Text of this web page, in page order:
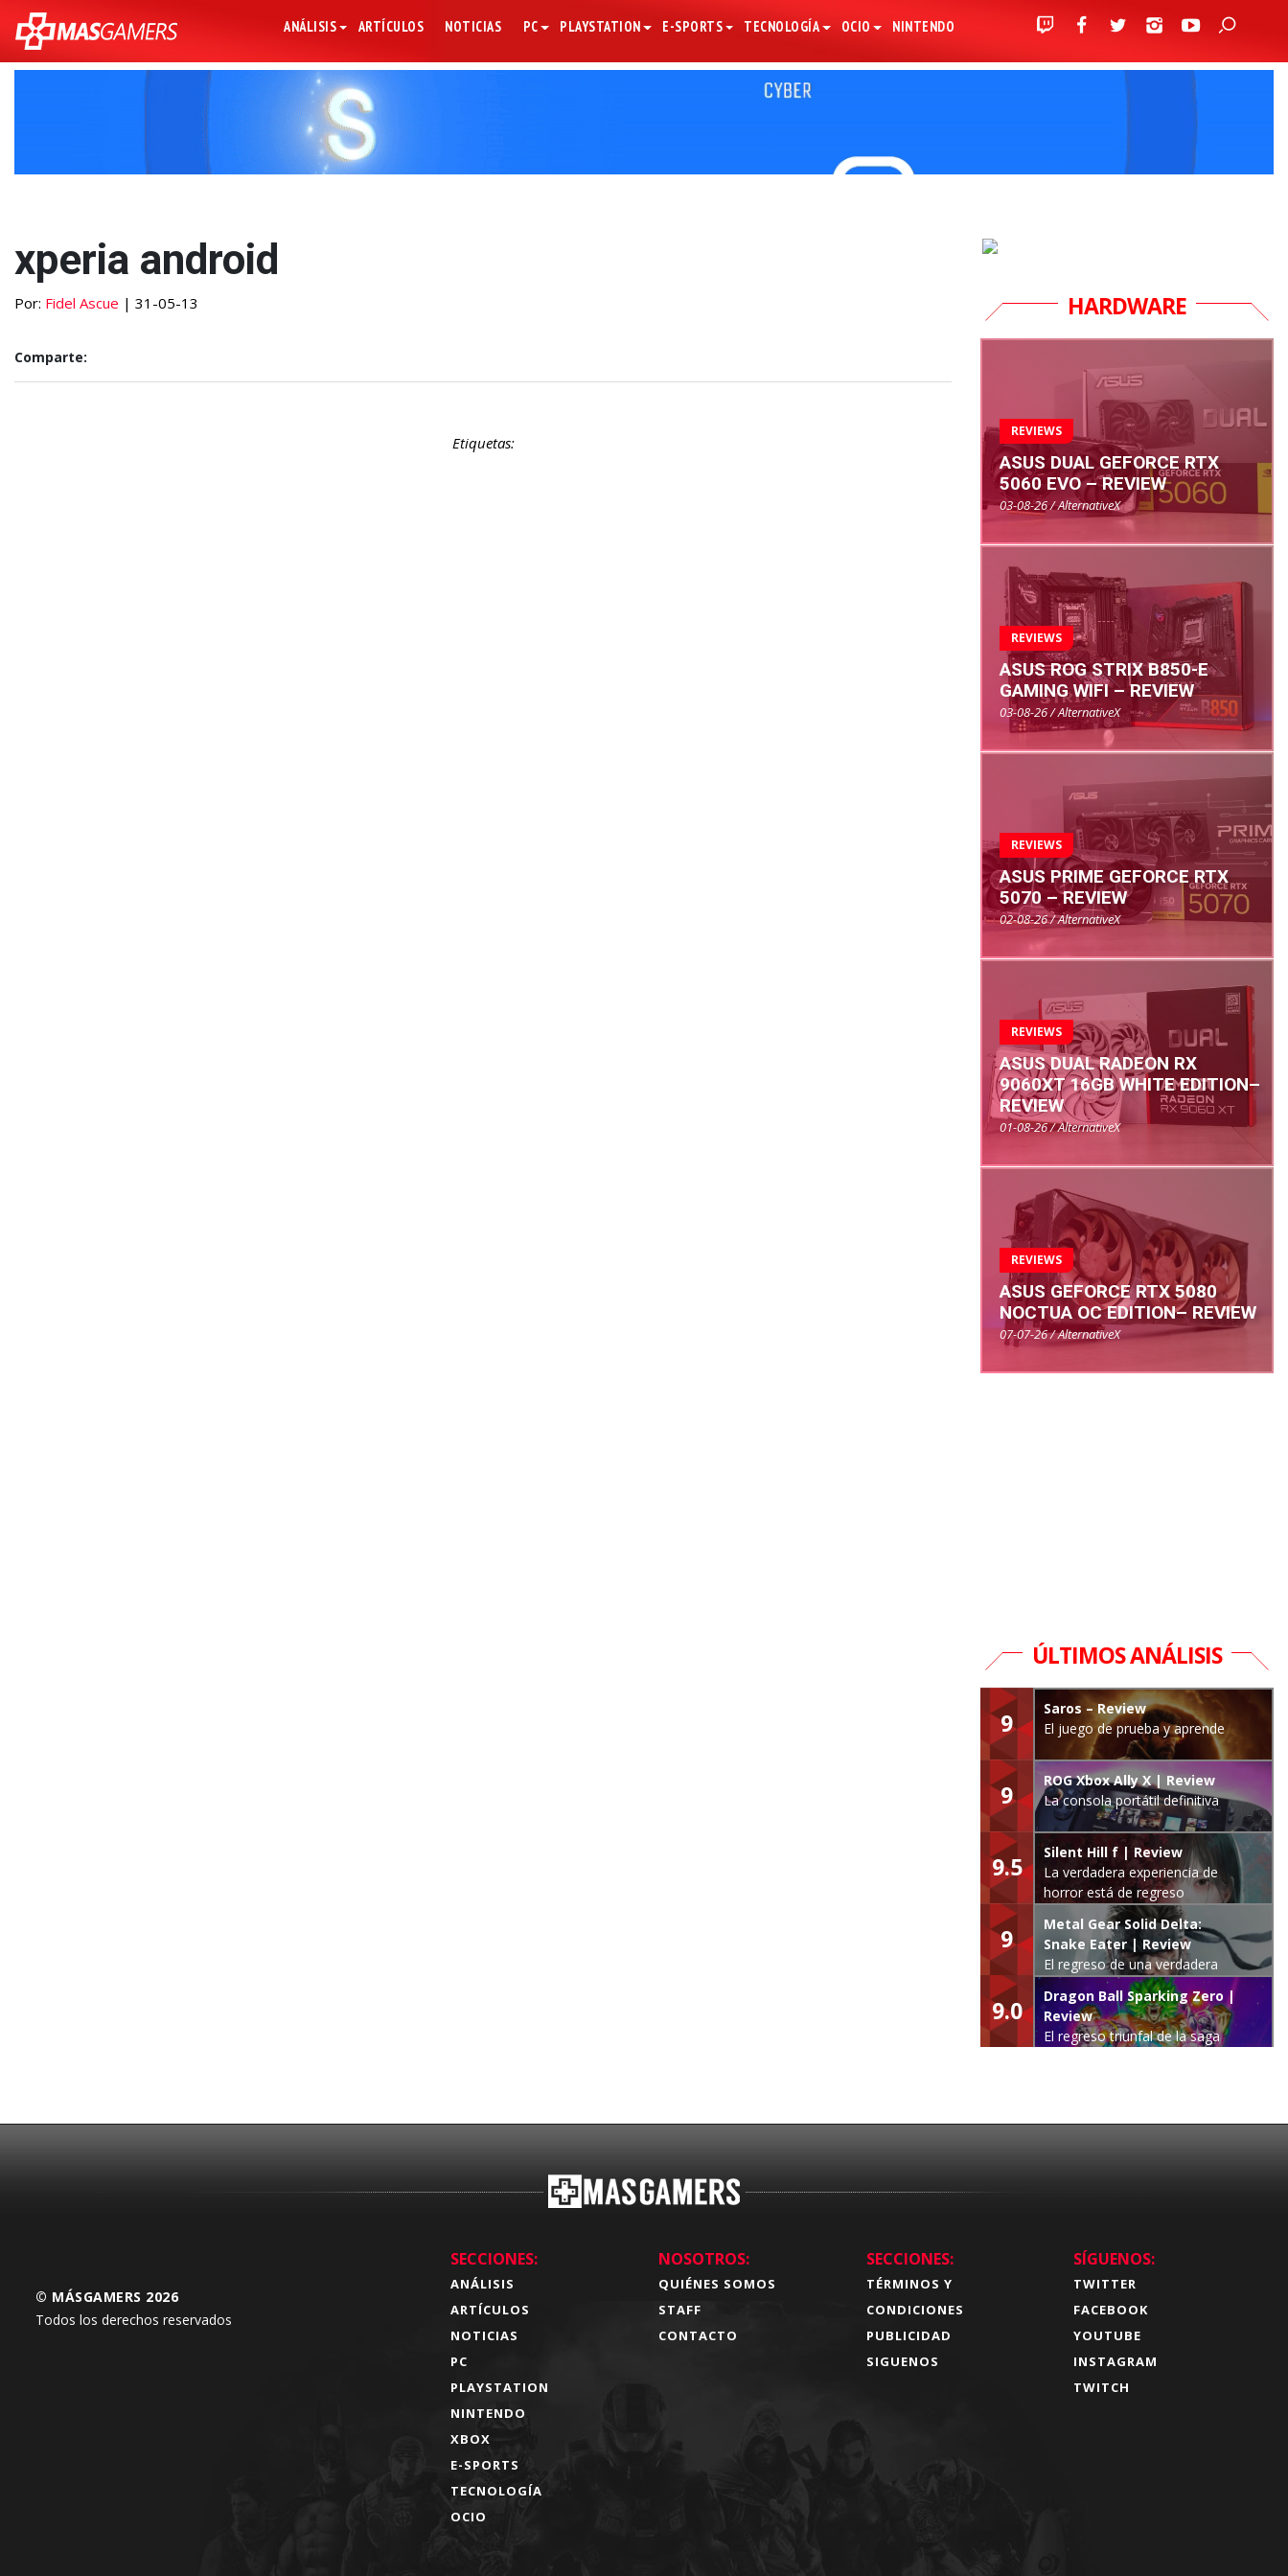
ANÁLISIS ARTÍCULOS NOTICIAS PC PLAYSTATION E-SPORTS TECNOLOGÍA OCIO NINTENDO
xperia android
Por: Fidel Ascue | 31-05-13
Comparte:
Etiquetas:
HARDWARE
REVIEWS
ASUS DUAL GEFORCE RTX
5060 EVO – REVIEW
03-08-26 / AlternativeX
REVIEWS
ASUS ROG STRIX B850-E
GAMING WIFI – REVIEW
03-08-26 / AlternativeX
REVIEWS
ASUS PRIME GEFORCE RTX
5070 – REVIEW
02-08-26 / AlternativeX
REVIEWS
ASUS DUAL RADEON RX
9060XT 16GB WHITE EDITION–
REVIEW
01-08-26 / AlternativeX
REVIEWS
ASUS GEFORCE RTX 5080
NOCTUA OC EDITION– REVIEW
07-07-26 / AlternativeX
ÚLTIMOS ANÁLISIS
9
Saros – Review
El juego de prueba y aprende
9
ROG Xbox Ally X | Review
La consola portátil definitiva
9.5
Silent Hill f | Review
La verdadera experiencia de
horror está de regreso
9
Metal Gear Solid Delta:
Snake Eater | Review
El regreso de una verdadera
leyenda
9.0
Dragon Ball Sparking Zero |
Review
El regreso triunfal de la saga
© MÁSGAMERS 2026
Todos los derechos reservados
SECCIONES:
ANÁLISIS
ARTÍCULOS
NOTICIAS
PC
PLAYSTATION
NINTENDO
XBOX
E-SPORTS
TECNOLOGÍA
OCIO
NOSOTROS:
QUIÉNES SOMOS
STAFF
CONTACTO
SECCIONES:
TÉRMINOS Y
CONDICIONES
PUBLICIDAD
SIGUENOS
SÍGUENOS:
TWITTER
FACEBOOK
YOUTUBE
INSTAGRAM
TWITCH